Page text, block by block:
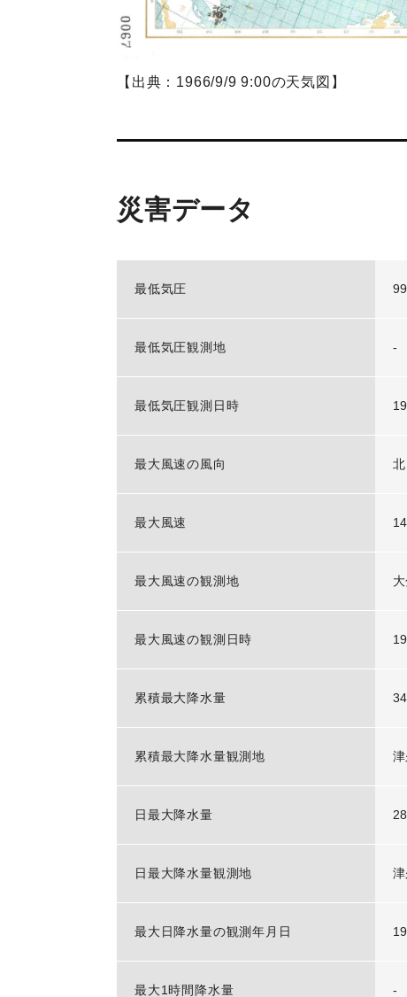
【出典：1966/9/9 9:00の天気図】
災害データ
最低気圧
最低気圧観測地 -
最低気圧観測日時
最大風速の風向 北
最大風速
最大風速の観測地
最大風速の観測日時
累積最大降水量
累積最大降水量観測地
日最大降水量
日最大降水量観測地
最大日降水量の観測年月日
最大1時間降水量 -